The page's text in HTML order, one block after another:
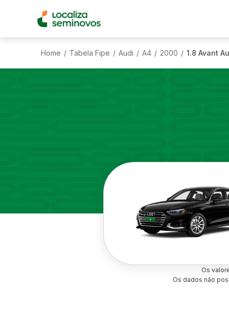
Home / Tabela Fipe / Audi / A4 / 2000 / 1.8 Avant
Os
Os dados não